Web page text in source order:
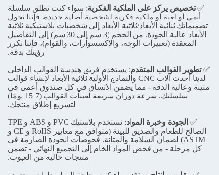
✅تخصيص يركز على الملكية الفكرية: سواء كنت تطلق سلسلة
أنمي أو لعبة أو ملكية فكرية لشخصية أصلية جديدة، فإننا نحول
تصميماتك ثنائية الأبعاد/ثلاثية الأبعاد إلى شخصيات بلاستيكية ثلاثية
الأبعاد عالية الجودة. من الحجم (3 سم إلى 30 سم) إلى التفاصيل
المعقدة (تعبيرات الوجه، والإكسسوارات، والقوام)، فإننا نكرر
رؤيتك بدقة.
✅تطوير القوالب المتقدم: يستخدم فريق هندسة القوالب الداخلي
لدينا أحدث آلات CNC والنماذج الأولية ثلاثية الأبعاد لإنشاء قوالب
متينة وعالية الدقة - مما يضمن الاتساق في كل صندوق أعمى في
سلسلتك. سرعة دوران سريعة لعينات القوالب (7-15 يومًا)
لتسريع إطلاق منتجك.
✅ الجودة وخبرة المواد
: نستخدم بلاستيك PVC و ABS و TPE
الصالح للطعام والصديق للبيئة (متوافق مع معايير RoHS و CE و
ASTM) لضمان السلامة والمتانة. فحوصات الجودة الصارمة في
كل مرحلة - من فحص المواد الخام إلى التجميع النهائي - تضمن
منتجات خالية من العيوب.